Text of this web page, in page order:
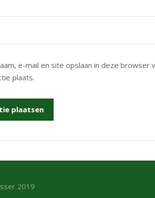
e-mail en site opslaan in deze browser
plaats.
2019